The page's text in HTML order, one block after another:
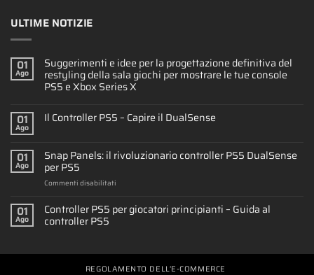
ULTIME NOTIZIE
01
Ago
Suggerimenti e idee per la progettazione definitiva del
restyling della sala giochi per mostrare le tue console
PS5 e Xbox Series X
01
Ago
Il Controller PS5 – Capire il DualSense
01
Ago
Snap Panels: il rivoluzionario controller PS5 DualSense
per PS5
Commenti disabilitati
Panels:
il
per
01
Ago
Controller PS5 per giocatori principianti – Guida al
controller PS5
REGOLAMENTO DELL’E-COMMERCE